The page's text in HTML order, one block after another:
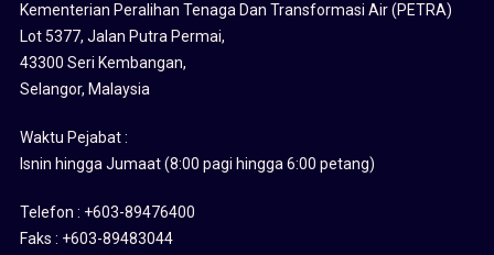
Kementerian Peralihan Tenaga Dan Transformasi Air (PETRA)
Lot 5377, Jalan Putra Permai,
43300 Seri Kembangan,
Selangor, Malaysia
Waktu Pejabat :
Isnin hingga Jumaat (8:00 pagi hingga 6:00 petang)
Telefon : +603-89476400
Faks : +603-89483044